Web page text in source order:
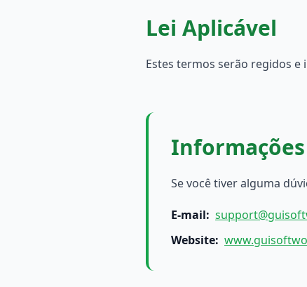
Lei Aplicável
Estes termos serão regidos
Se você tiver alguma
E-mail:
Website: